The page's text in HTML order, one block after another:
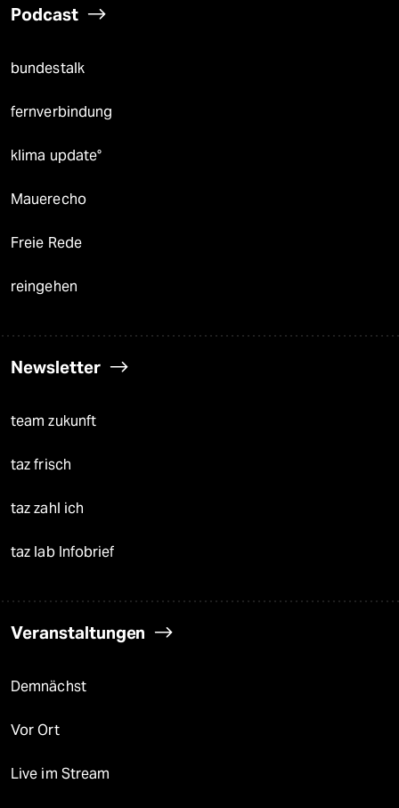
Podcast
bundestalk
fernverbindung
klima update°
Mauerecho
Freie Rede
reingehen
Newsletter
team zukunft
taz frisch
taz zahl ich
taz lab Infobrief
Veranstaltungen
Demnächst
Vor Ort
Live im Stream